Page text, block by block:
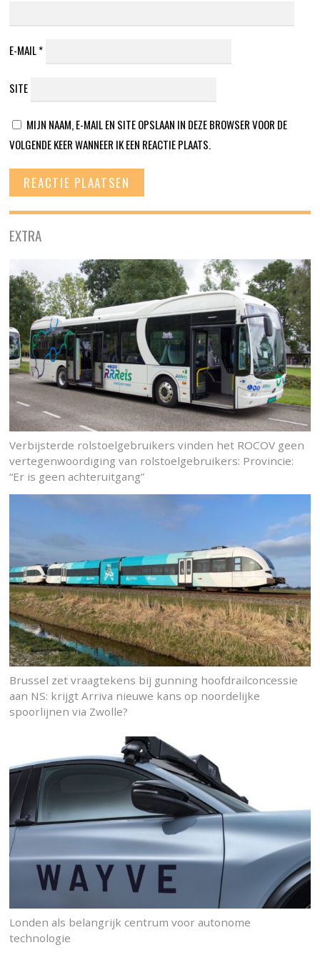
E-MAIL*
SITE
MIJN NAAM, E-MAIL EN SITE OPSLAAN IN DEZE BROWSER VOOR DE
VOLGENDE KEER WANNEER IK EEN REACTIE PLAATS.
EXTRA
Verbijsterde rolstoelgebruikers vinden het ROCOV geen
vertegenwoordiging van rolstoelgebruikers: Provincie:
“Er is geen achteruitgang”
Brussel zet vraagtekens bij gunning hoofdrailconcessie
aan NS: krijgt Arriva nieuwe kans op noordelijke
spoorlijnen via Zwolle?
Londen als belangrijk centrum voor autonome
technologie